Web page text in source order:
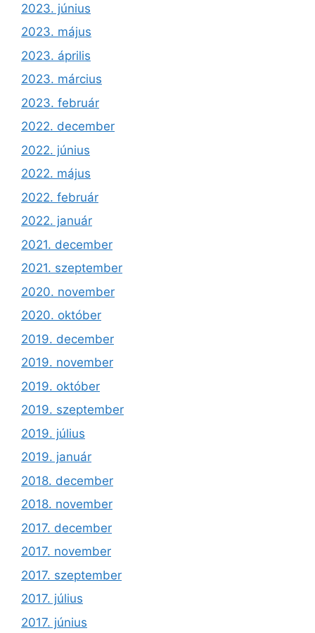
2023. június
2023. május
2023. április
2023. március
2023. február
2022. december
2022. június
2022. május
2022. február
2022. január
2021. december
2021. szeptember
2020. november
2020. október
2019. december
2019. november
2019. október
2019. szeptember
2019. július
2019. január
2018. december
2018. november
2017. december
2017. november
2017. szeptember
2017. július
2017. június